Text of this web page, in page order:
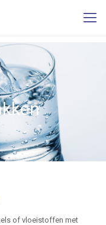
of vloeistoffen met